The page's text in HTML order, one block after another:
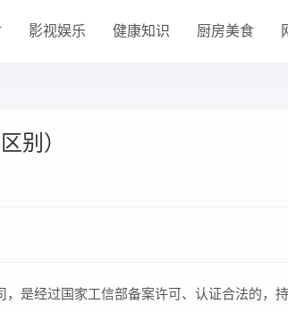
影视娱乐 健康知识 厨房美食
别）
是经过国家工信部备案许可、认证合法的，持